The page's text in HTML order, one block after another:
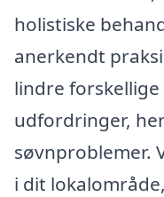
holistiske
anerkendt
lindre
udfordringer,
søvnproblemer.
i dit